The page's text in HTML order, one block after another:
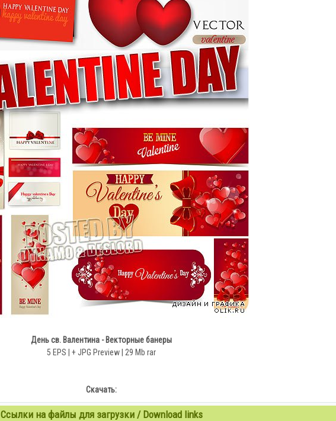
День св. Валентина - Векторные банеры
5 EPS | + JPG Preview | 29 Mb rar
Скачать:
Ссылки на файлы для загрузки / Download links